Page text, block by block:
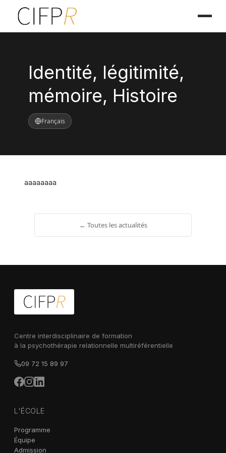
Identité, légitimité,
mémoire, Histoire
Français
aaaaaaaa
← Toutes les actualités
Centre interdisciplinaire de formation
à la psychothérapie relationnelle multiréférentielle
09 72 15 89 97
L'ÉCOLE
Programme
Équipe
Admission